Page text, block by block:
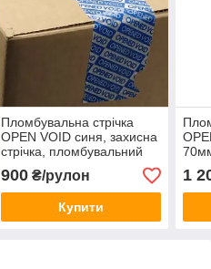
Пломбувальна стрічка
OPEN VOID синя, захисна
стрічка, пломбувальний
скотч, гарантійний скотч,
індикаторний скотч, рулон
50м*50мм
900₴/рулон
Купити
1